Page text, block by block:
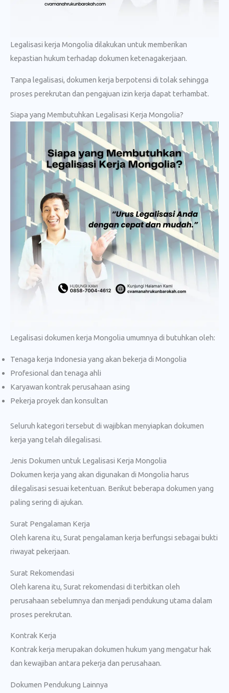
Legalisasi kerja Mongolia dilakukan untuk memberikan
kepastian hukum terhadap dokumen ketenagakerjaan.
Tanpa legalisasi, dokumen kerja berpotensi di tolak sehingga
proses perekrutan dan pengajuan izin kerja dapat terhambat.
Siapa yang Membutuhkan Legalisasi Kerja Mongolia?
Legalisasi dokumen kerja Mongolia umumnya di butuhkan oleh:
Tenaga kerja Indonesia yang akan bekerja di Mongolia
Profesional dan tenaga ahli
Karyawan kontrak perusahaan asing
Pekerja proyek dan konsultan
Seluruh kategori tersebut di wajibkan menyiapkan dokumen
kerja yang telah dilegalisasi.
Jenis Dokumen untuk Legalisasi Kerja Mongolia
Dokumen kerja yang akan digunakan di Mongolia harus
dilegalisasi sesuai ketentuan. Berikut beberapa dokumen yang
paling sering di ajukan.
Surat Pengalaman Kerja
Oleh karena itu, Surat pengalaman kerja berfungsi sebagai bukti
riwayat pekerjaan.
Surat Rekomendasi
Oleh karena itu, Surat rekomendasi di terbitkan oleh
perusahaan sebelumnya dan menjadi pendukung utama dalam
proses perekrutan.
Kontrak Kerja
Kontrak kerja merupakan dokumen hukum yang mengatur hak
dan kewajiban antara pekerja dan perusahaan.
Dokumen Pendukung Lainnya